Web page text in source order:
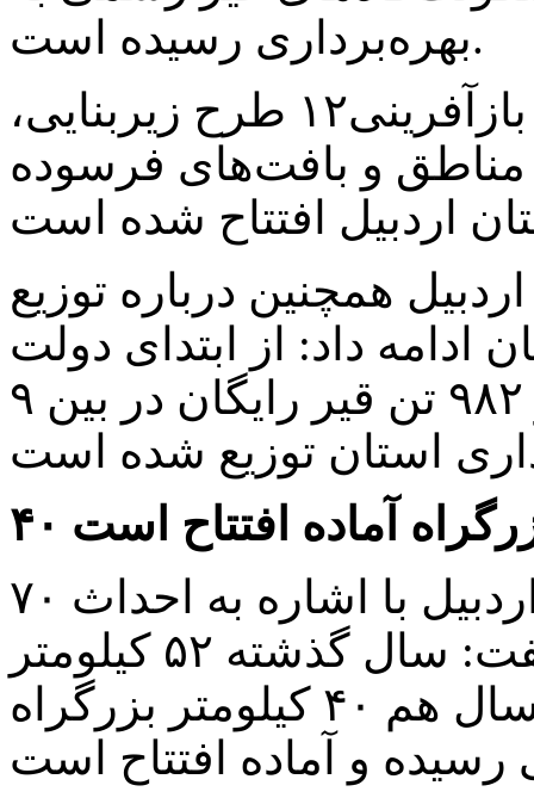
بهره‌برداری رسیده است.
وی افزود: در قالب طرح‌های بازآفرینی۱۲ طرح زیربنایی،
مناطق و بافت‌های فرسوده
همچنین درباره توزیع
ادامه داد: از ابتدای دولت
سیزدهم بیش از سه هزار و ۹۸۲ تن قیر رایگان در بین ۹
۴۰ آماده افتتاح است
مدیرکل راه و شهرسازی استان اردبیل با اشاره به احداث ۷۰
کیلومتر بزرگراه در استان گفت: سال گذشته ۵۲ کیلومتر
بزرگراه در استان افتتاح شد و امسال هم ۴۰ کیلومتر بزرگراه